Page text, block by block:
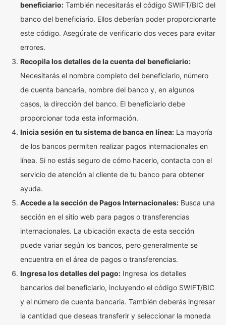
beneficiario: También necesitarás el código SWIFT/BIC del
banco del beneficiario. Ellos deberían poder proporcionarte
este código. Asegúrate de verificarlo dos veces para evitar
errores.
Recopila los detalles de la cuenta del beneficiario:
Necesitarás el nombre completo del beneficiario, número
de cuenta bancaria, nombre del banco y, en algunos
casos, la dirección del banco. El beneficiario debe
proporcionar toda esta información.
Inicia sesión en tu sistema de banca en línea: La mayoría
de los bancos permiten realizar pagos internacionales en
línea. Si no estás seguro de cómo hacerlo, contacta con el
servicio de atención al cliente de tu banco para obtener
ayuda.
Accede a la sección de Pagos Internacionales: Busca una
sección en el sitio web para pagos o transferencias
internacionales. La ubicación exacta de esta sección
puede variar según los bancos, pero generalmente se
encuentra en el área de pagos o transferencias.
Ingresa los detalles del pago: Ingresa los detalles
bancarios del beneficiario, incluyendo el código SWIFT/BIC
y el número de cuenta bancaria. También deberás ingresar
la cantidad que deseas transferir y seleccionar la moneda